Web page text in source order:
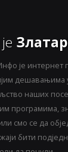
Златар
је интернет
наших
програмима,
смо се да
бити